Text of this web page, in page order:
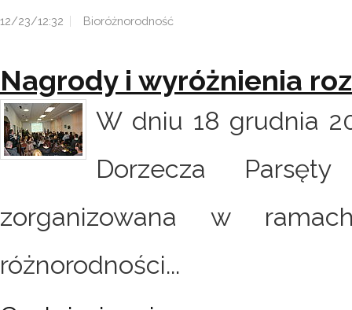
12/23/12:32 Bioróżnorodność
Nagrody i wyróżnienia
W dniu 18 grudnia
Dorzecza
zorganizowana w
różnorodności...